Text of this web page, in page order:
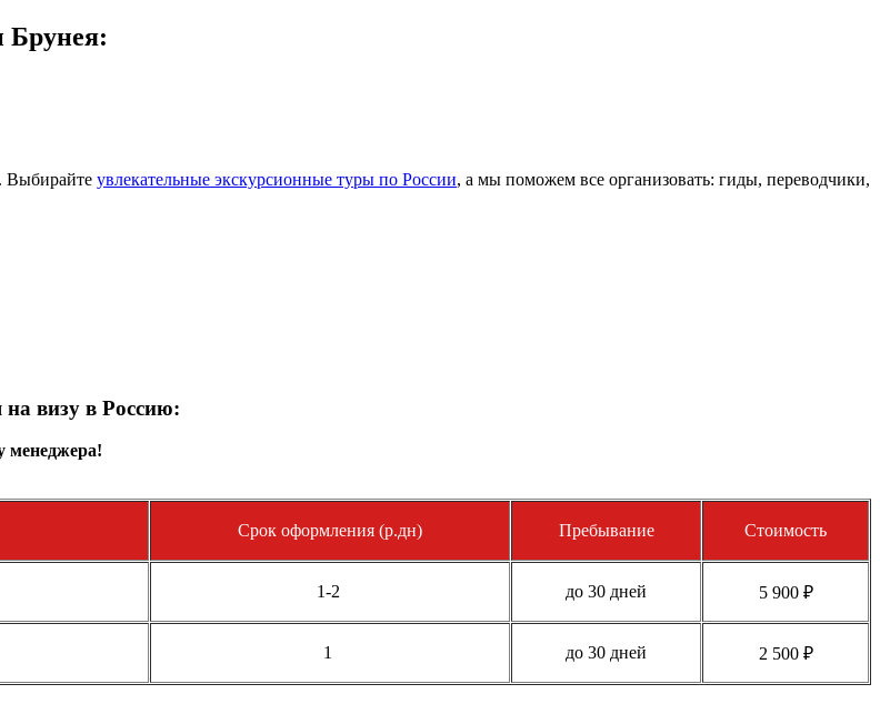
Брунея:
Выбирайте увлекательные экскурсионные туры по России, а мы поможем все организовать: гиды, переводчики,
визу в Россию:
менеджера!
Срок оформления (р.дн) Пребывание Стоимость
1-2 до 30 дней 5 900 ₽
1 до 30 дней 2 500 ₽